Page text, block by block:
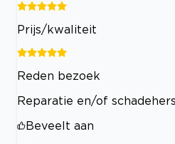
Prijs/kwaliteit
Reden bezoek
Reparatie en/of
Beveelt aan